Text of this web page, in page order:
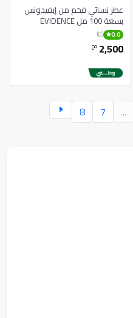
عطر نسائي فخم من إيفيدونس
بسعة 100 مل EVIDENCE
Parfum Pour Femme 100 ml
0.0
(0)
2,500 دج
...
7
8